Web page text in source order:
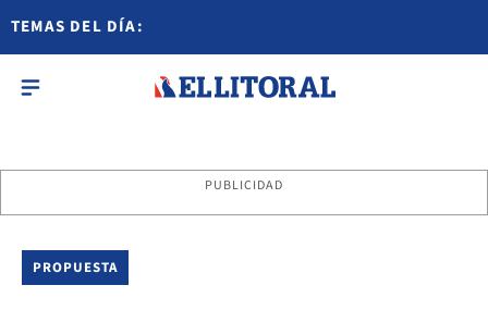
TEMAS DEL DÍA:
PUBLICIDAD
PROPUESTA